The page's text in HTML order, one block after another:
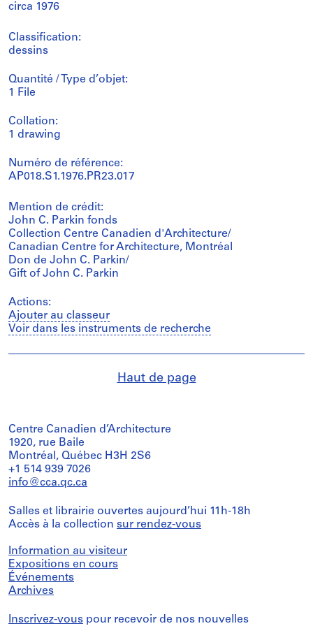
circa 1976
Classification:
dessins
Quantité / Type d’objet:
1 File
Collation:
1 drawing
Numéro de référence:
AP018.S1.1976.PR23.017
Mention de crédit:
John C. Parkin fonds
Collection Centre Canadien d'Architecture/
Canadian Centre for Architecture, Montréal
Don de John C. Parkin/
Gift of John C. Parkin
Actions:
Ajouter au classeur
Voir dans les instruments de recherche
Haut de page
Centre Canadien d’Architecture
1920, rue Baile
Montréal, Québec H3H 2S6
+1 514 939 7026
info@cca.qc.ca
Salles et librairie ouvertes aujourd’hui 11h-18h
Accès à la collection sur rendez-vous
Information au visiteur
Expositions en cours
Événements
Archives
Inscrivez-vous pour recevoir de nos nouvelles